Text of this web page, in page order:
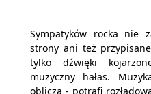
Sympatyków rocka nie
strony ani też
tylko dźwięki
muzyczny hałas.
oblicza - potrafi